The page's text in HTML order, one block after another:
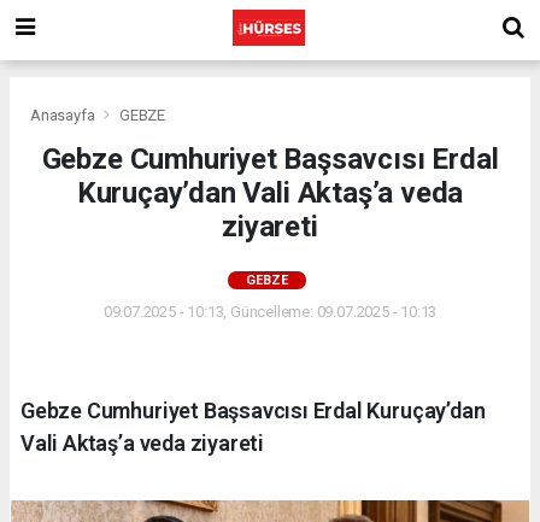
Anasayfa GEBZE
Gebze Cumhuriyet Başsavcısı Erdal
Kuruçay’dan Vali Aktaş’a veda
ziyareti
GEBZE
09.07.2025 - 10:13, Güncelleme: 09.07.2025 - 10:13
Gebze Cumhuriyet Başsavcısı Erdal Kuruçay’dan
Vali Aktaş’a veda ziyareti